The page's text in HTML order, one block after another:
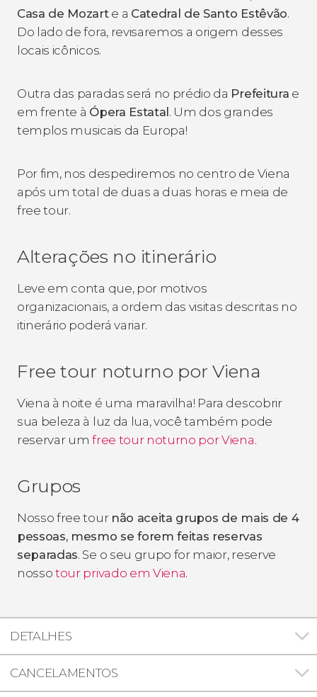
Casa de Mozarte a Catedral de Santo Estêvão.
Do lado de fora, revisaremos a origem desses
locais icônicos.
Outra das paradas será no prédio da Prefeitura e
em frente à Ópera Estatal. Um dos grandes
templos musicais da Europa!
Por fim, nos despediremos no centro de Viena
após um total de duas a duas horas e meia de
free tour.
Alterações no itinerário
Leve em conta que, por motivos
organizacionais, a ordem das visitas descritas no
itinerário poderá variar.
Free tour noturno por Viena
Viena à noite é uma maravilha! Para descobrir
sua beleza à luz da lua, você também pode
reservar umfree tour noturno por Viena.
Grupos
Nosso free tour não aceita grupos de mais de 4
pessoas, mesmo se forem feitas reservas
separadas. Se o seu grupo for maior, reserve
nossotour privado em Viena.
DETALHES
CANCELAMENTOS